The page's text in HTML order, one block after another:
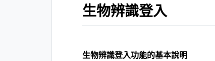
生物辨識登入
生物辨識登入功能的基本說明